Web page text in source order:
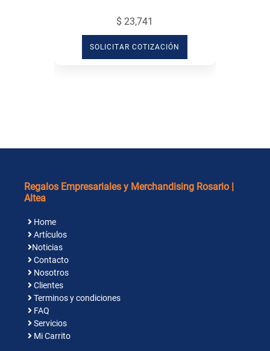
$ 23,741
SOLICITAR COTIZACIÓN
Regalos Empresariales y Merchandising Rosario |
Altea
Home
Artículos
Noticias
Contacto
Nosotros
Clientes
Terminos y condiciones
FAQ
Servicios
Mi Carrito